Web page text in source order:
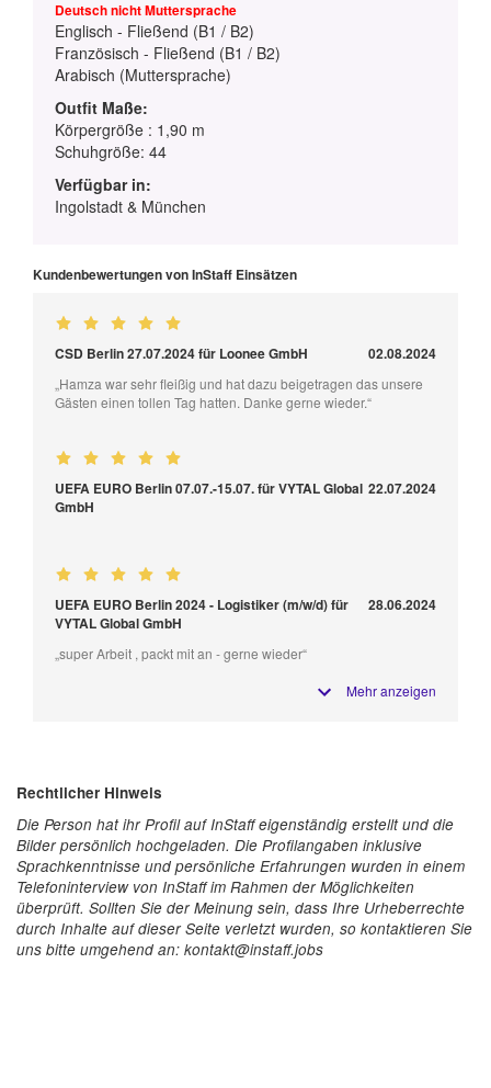
Deutsch nicht Muttersprache
Englisch - Fließend (B1 / B2)
Französisch - Fließend (B1 / B2)
Arabisch (Muttersprache)
Outfit Maße:
Körpergröße : 1,90 m
Schuhgröße: 44
Verfügbar in:
Ingolstadt & München
Kundenbewertungen von InStaff Einsätzen
CSD Berlin 27.07.2024 für Loonee GmbH 02.08.2024
„Hamza war sehr fleißig und hat dazu beigetragen das unsere
Gästen einen tollen Tag hatten. Danke gerne wieder.“
UEFA EURO Berlin 07.07.-15.07. für VYTAL Global
GmbH
22.07.2024
UEFA EURO Berlin 2024 - Logistiker (m/w/d) für
VYTAL Global GmbH
28.06.2024
„super Arbeit , packt mit an - gerne wieder“
Mehr anzeigen
Rechtlicher Hinweis
Die Person hat ihr Profil auf InStaff eigenständig erstellt und die
Bilder persönlich hochgeladen. Die Profilangaben inklusive
Sprachkenntnisse und persönliche Erfahrungen wurden in einem
Telefoninterview von InStaff im Rahmen der Möglichkeiten
überprüft. Sollten Sie der Meinung sein, dass Ihre Urheberrechte
durch Inhalte auf dieser Seite verletzt wurden, so kontaktieren Sie
uns bitte umgehend an: kontakt@instaff.jobs